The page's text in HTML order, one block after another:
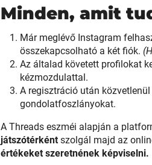
Minden, amit
Már meglévő Instagram
összekapcsolható a két fiók.
Az általad követett profilokat
kézmozdulattal.
A regisztráció után
gondolatfoszlányokat.
A Threads eszméi alapján a
játszótérként szolgál majd az
értékeket szeretnének képviselni.